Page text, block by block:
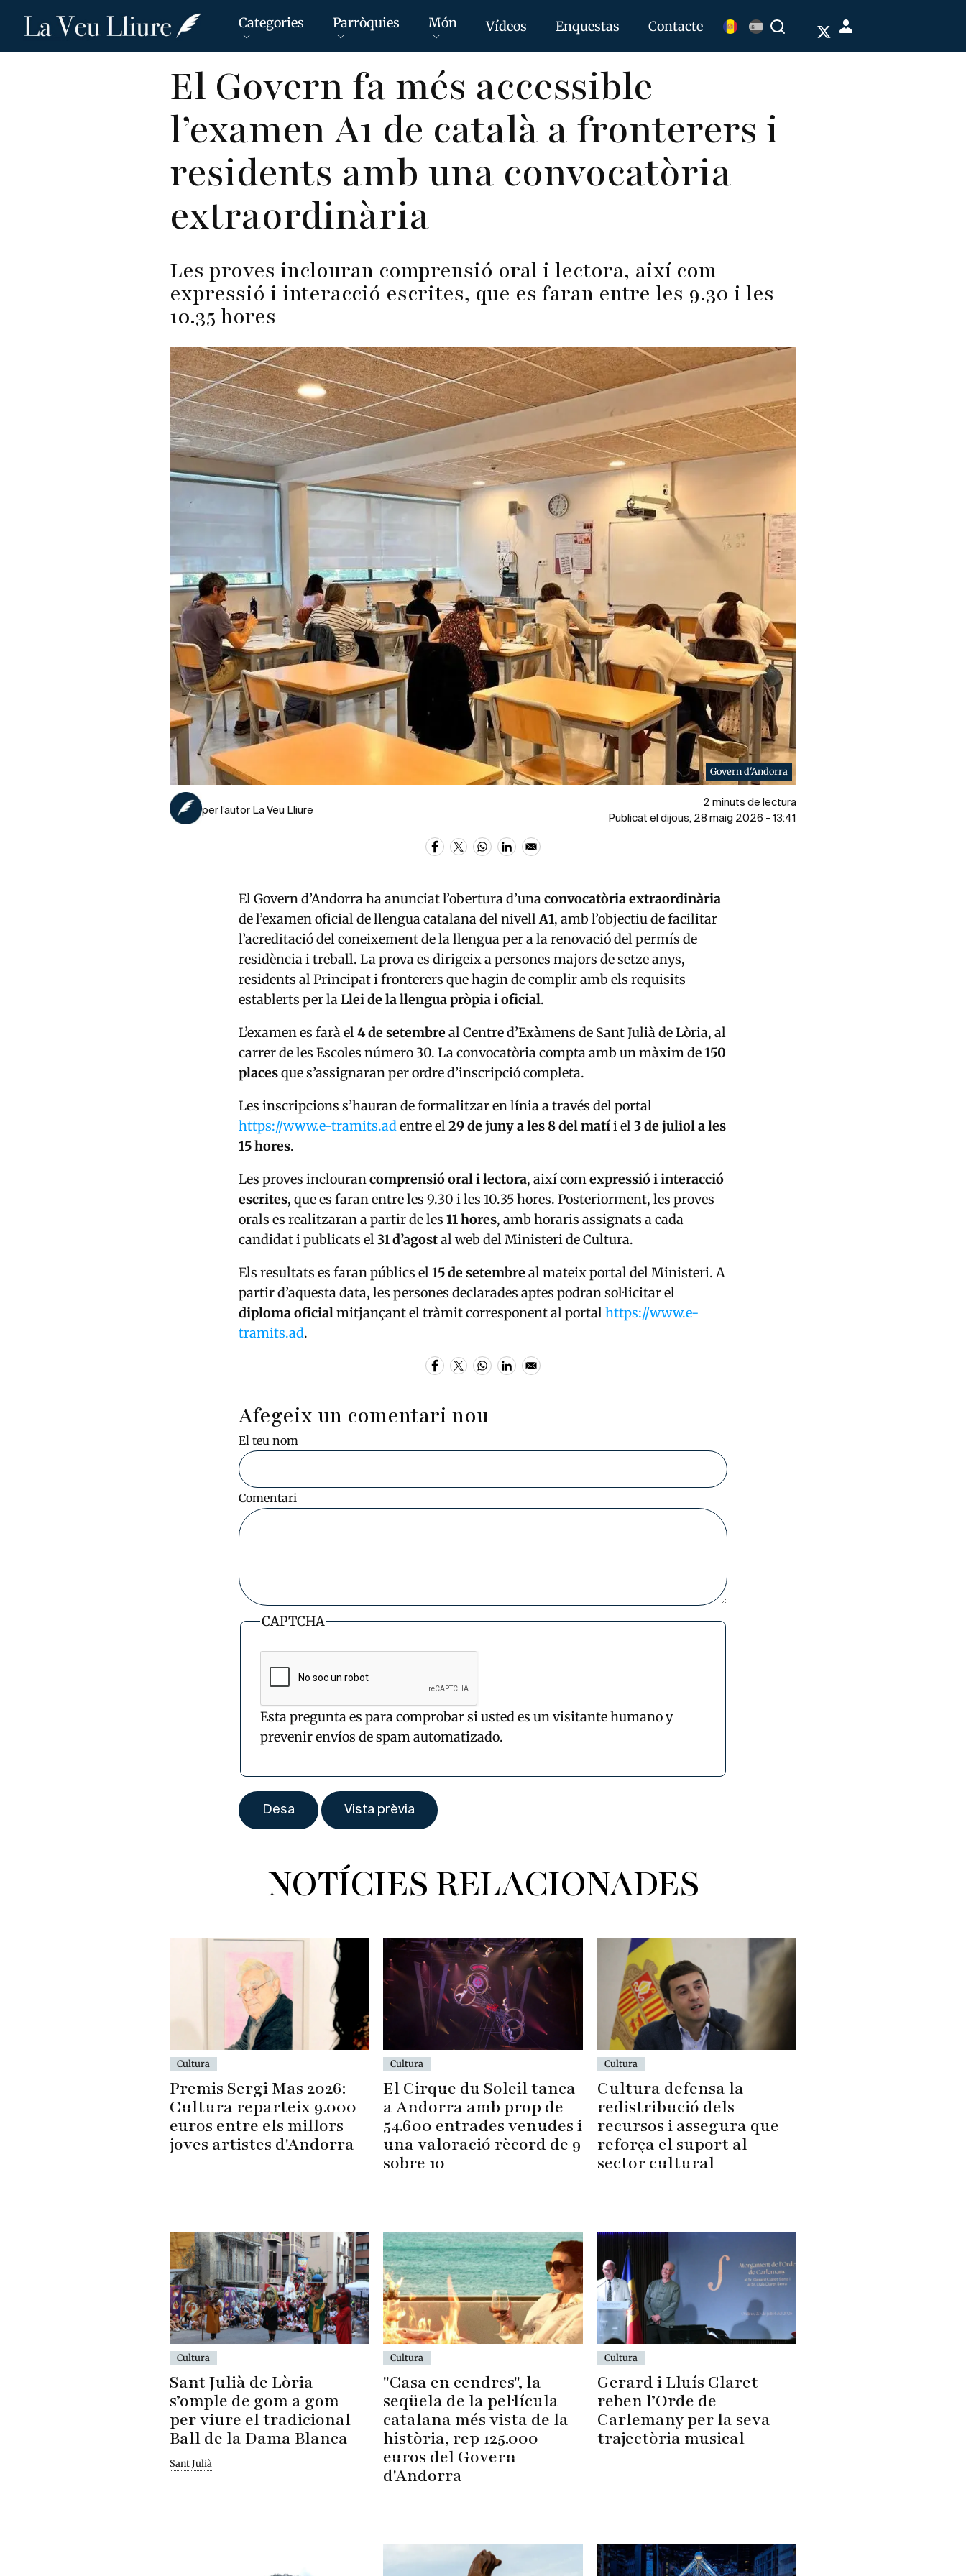
Vés
Categories Parròquies Món Vídeos Enquestas Contacte Buscar Menú
de
El Govern fa més accessible
l’examen A1 de català a fronterers i
residents amb una convocatòria
extraordinària
Les proves inclouran comprensió oral i lectora, així com
expressió i interacció escrites, que es faran entre les 9.30 i les
10.35 hores
Govern d'Andorra
per l’autor La Veu Lliure
2 minuts de lectura
Publicat el dijous, 28 maig 2026 - 13:41
El Govern d’Andorra ha anunciat l’obertura d’unaconvocatòria extraordinària
de l’examen oficial de llengua catalana del nivellA1, amb l’objectiu de facilitar
l’acreditació del coneixement de la llengua per a la renovació del permís de
residència i treball. La prova es dirigeix a persones majors de setze anys,
residents al Principat i fronterers que hagin de complir amb els requisits
establerts per laLlei de la llengua pròpia i oficial.
L’examen es farà el4 de setembreal Centre d’Exàmens de Sant Julià de Lòria, al
carrer de les Escoles número 30. La convocatòria compta amb un màxim de150
placesque s’assignaran per ordre d’inscripció completa.
Les inscripcions s’hauran de formalitzar en línia a través del portal
https://www.e-tramits.adentre el29 de juny a les 8 del matíi el3 de juliol a les
15 hores.
Les proves inclourancomprensió oral i lectora, així comexpressió i interacció
escrites, que es faran entre les 9.30 i les 10.35 hores. Posteriorment, les proves
orals es realitzaran a partir de les 11 hores, amb horaris assignats a cada
candidat i publicats el31 d’agostal web del Ministeri de Cultura.
Els resultats es faran públics el15 de setembreal mateix portal del Ministeri. A
partir d’aquesta data, les persones declarades aptes podran sol·licitar el
diploma oficialmitjançant el tràmit corresponent al portalhttps://www.e-
tramits.ad.
Afegeix un comentari nou
El teu nom
Comentari
CAPTCHA
Esta pregunta es para comprobar si usted es un visitante humano y
prevenir envíos de spam automatizado.
NOTÍCIES RELACIONADES
Cultura
Premis Sergi Mas 2026:
Cultura reparteix 9.000
euros entre els millors
joves artistes d'Andorra
Cultura
El Cirque du Soleil tanca
a Andorra amb prop de
54.600 entrades venudes i
una valoració rècord de 9
sobre 10
Cultura
Cultura defensa la
redistribució dels
recursos i assegura que
reforça el suport al
sector cultural
Cultura
Sant Julià de Lòria
s’omple de gom a gom
per viure el tradicional
Ball de la Dama Blanca
Sant Julià
Cultura
"Casa en cendres", la
seqüela de la pel·lícula
catalana més vista de la
història, rep 125.000
euros del Govern
d'Andorra
Cultura
Gerard i Lluís Claret
reben l’Orde de
Carlemany per la seva
trajectòria musical